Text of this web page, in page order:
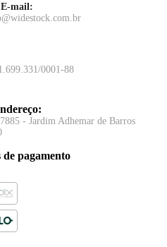
E-mail:
0001-88
:
- Jardim Adhemar de Barros
de pagamento